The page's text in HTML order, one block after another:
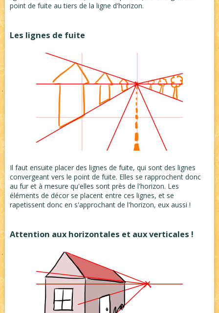
point de fuite au tiers de la ligne d'horizon.
Les lignes de fuite
Il faut ensuite placer des lignes de fuite, qui sont des lignes
convergeant vers le point de fuite. Elles se rapprochent donc
au fur et à mesure qu'elles sont près de l'horizon. Les
éléments de décor se placent entre ces lignes, et se
rapetissent donc en s'approchant de l'horizon, eux aussi !
Attention aux horizontales et aux verticales !